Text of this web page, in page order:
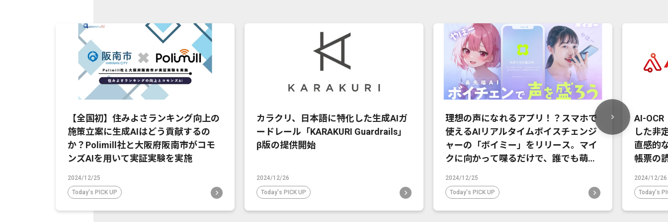
【全国初】住みよさランキング向上の
施策立案に生成AIはどう貢献するの
か？Polimill社と大阪府阪南市がコモ
ンズAIを用いて実証実験を実施
2024/12/25
Today's PICK UP
カラクリ、日本語に特化した生成AIガ
ードレール「KARAKURI Guardrails」
β版の提供開始
2024/12/26
Today's PICK UP
理想の声になれるアプリ！？スマホで
使えるAIリアルタイムボイスチェンジ
ャーの「ボイミー」をリリース。マイ
クに向かって喋るだけで、誰でも萌え
2024/12/25
Today's PICK UP
AI-OCR
した非
直感的
帳票の
2024/12/26
Today's